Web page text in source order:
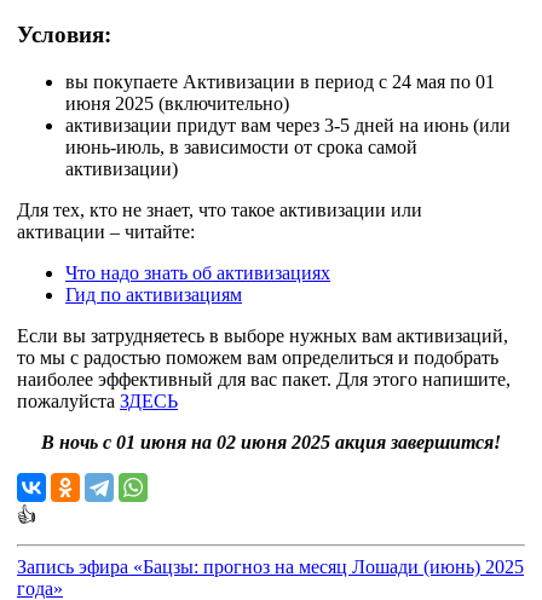
Условия:
вы покупаете Активизации в период с 24 мая по 01
июня 2025 (включительно)
активизации придут вам через 3-5 дней на июнь (или
июнь-июль, в зависимости от срока самой
активизации)
Для тех, кто не знает, что такое активизации или
активации – читайте:
Что надо знать об активизациях
Гид по активизациям
Если вы затрудняетесь в выборе нужных вам активизаций,
то мы с радостью поможем вам определиться и подобрать
наиболее эффективный для вас пакет. Для этого напишите,
пожалуйста ЗДЕСЬ
В ночь с 01 июня на 02 июня 2025 акция завершится!
👍
Запись эфира «Бацзы: прогноз на месяц Лошади (июнь) 2025
года»